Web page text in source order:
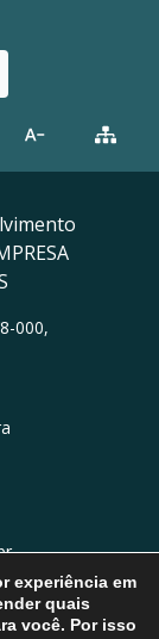
000,
experiência em
quais
você. Por isso